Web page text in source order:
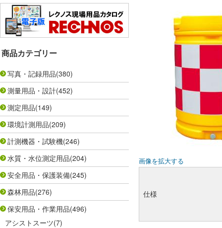
商品カテゴリー
写真・記録用品(380)
測量用品・設計(452)
測定用品(149)
環境計測用品(209)
計測機器・試験機(246)
水質・水位測定用品(204)
安全用品・保護装備(245)
森林用品(276)
保安用品・作業用品(496)
アシストスーツ(7)
画像を拡大する
仕様